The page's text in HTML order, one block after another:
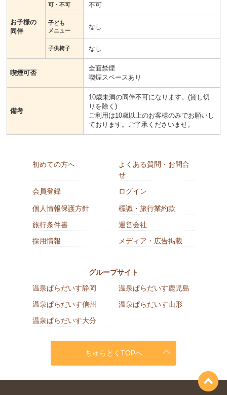
お子様の
同伴
可・不可 不可
子ども
メニュー
なし
子供椅子 なし
喫煙可否
全面禁煙
喫煙スペースあり
備考
10歳未満の同伴不可になります。(貸し切
りを除く)
ご利用は10歳以上のお客様のみでお願いし
ております。ご了承くださいませ。
初めての方へ
よくある質問・お問合
せ
会員登録
ログイン
個人情報保護方針
標識・旅行業約款
旅行条件書
運営会社
採用情報
メディア・広告掲載
グループサイト
温泉ぱらだいす静岡
温泉ぱらだいす鹿児島
温泉ぱらだいす信州
温泉ぱらだいす山形
温泉ぱらだいす大分
ちゅらとくTOPへ